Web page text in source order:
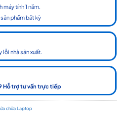
máy tính 1 năm.
phẩm bất kỳ
nhà sản xuất.
Hỗ trợ tư vấn trực tiếp
chữa Laptop